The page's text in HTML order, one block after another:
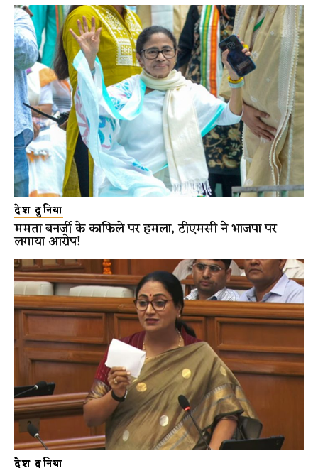
देश दुनिया
ममता बनर्जी के काफिले पर हमला, टीएमसी ने भाजपा पर
लगाया आरोप!
देश दुनिया